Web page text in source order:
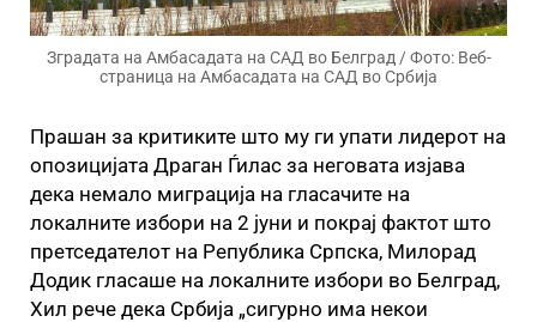
Зградата на Амбасадата на САД во Белград / Фото: Веб-
страница на Амбасадата на САД во Србија
Прашан за критиките што му ги упати лидерот на
опозицијата Драган Ѓилас за неговата изјава
дека немало миграција на гласачите на
локалните избори на 2 јуни и покрај фактот што
претседателот на Република Српска, Милорад
Додик гласаше на локалните избори во Белград,
Хил рече дека Србија „сигурно има некои